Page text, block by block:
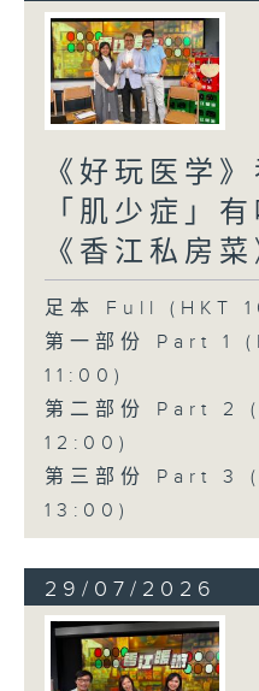
《好玩医学
「肌少症」
《香江私房菜
足本 Full (HKT
第一部份 Part 1
11:00)
第二部份 Part 2
12:00)
第三部份 Part 3
13:00)
29/07/2026